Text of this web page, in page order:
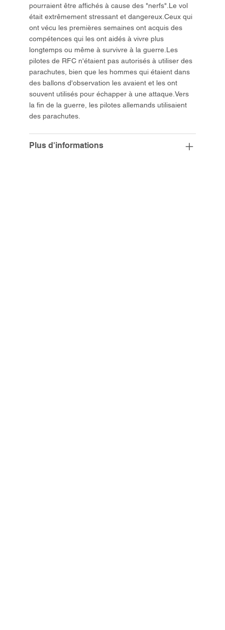
pourraient être affichés à cause des "nerfs".Le vol
était extrêmement stressant et dangereux.Ceux qui
ont vécu les premières semaines ont acquis des
compétences qui les ont aidés à vivre plus
longtemps ou même à survivre à la guerre.Les
pilotes de RFC n'étaient pas autorisés à utiliser des
parachutes, bien que les hommes qui étaient dans
des ballons d'observation les avaient et les ont
souvent utilisés pour échapper à une attaque.Vers
la fin de la guerre, les pilotes allemands utilisaient
des parachutes.
Plus d'informations